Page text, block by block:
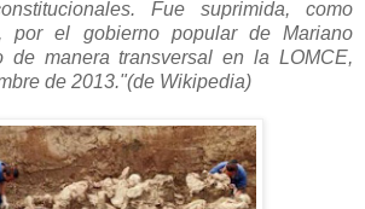
Fue suprimida, como
por el gobierno popular de Mariano
de manera transversal en la LOMCE,
de 2013."(de Wikipedia)